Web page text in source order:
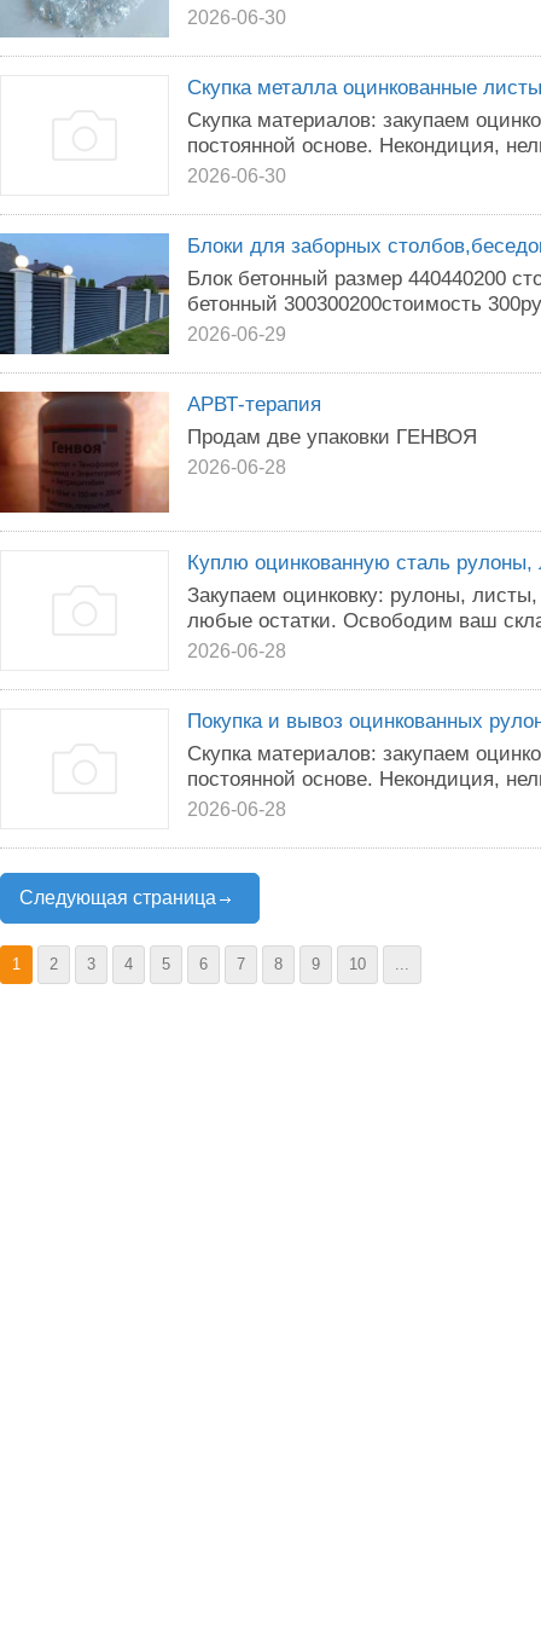
2026-06-30
Скупка металла оцинкованные
Скупка материалов: закупаем
постоянной основе. Некондиция,
2026-06-30
Блоки для заборных
Блок бетонный размер 440440200
бетонный 300300200стоимость
2026-06-29
АРВТ-терапия
Продам две упаковки ГЕНВОЯ
2026-06-28
Куплю оцинкованную сталь рулоны,
Закупаем оцинковку: рулоны,
любые остатки. Освободим ваш
2026-06-28
Покупка и вывоз оцинкованных
Скупка материалов: закупаем
постоянной основе. Некондиция,
2026-06-28
Следующая страница
1 2 3 4 5 6 7 8 9 10 ...